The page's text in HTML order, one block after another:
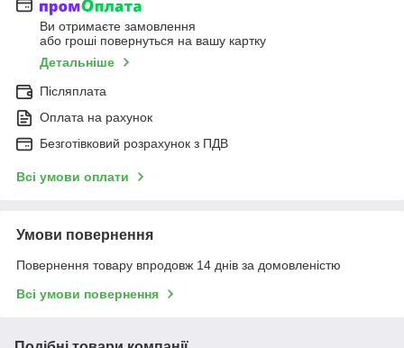
Ви отримаєте замовлення
або гроші повернуться на вашу картку
Детальніше
Післяплата
Оплата на рахунок
Безготівковий розрахунок з ПДВ
Всі умови оплати
Умови повернення
Повернення товару впродовж 14 днів за домовленістю
Всі умови повернення